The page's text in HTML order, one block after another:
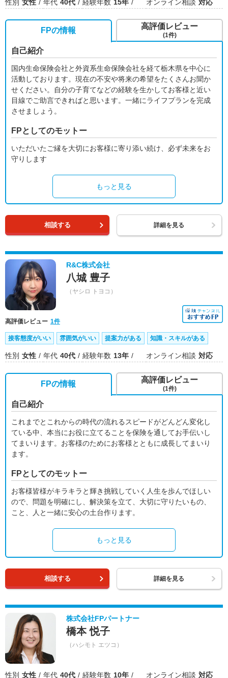
性別 女性 年代 40代 経験年数 15年 オンライン相談 対応
FPの情報
自己紹介
国内生命保険会社と外資系生命保険会社を経て栃木県を中心に
活動しております。現在の不安や将来の希望をたくさんお聞か
せください。自分の子育てなどの経験を生かしてお客様と近い
目線でご助言できればと思います。一緒にライフプランを完成
させましょう。
FPとしてのモットー
いただいたご縁を大切にお客様に寄り添い続け、必ず未来をお
守りします
もっと見る
高評価レビュー
(1件)
相談する 詳細を見る
R&C株式会社
八城 豊子
（ヤシロ トヨコ）
高評価レビュー 1件
接客態度がいい 雰囲気がいい 提案力がある 知識・スキルがある
性別 女性 年代 40代 経験年数 13年 オンライン相談 対応
FPの情報
自己紹介
これまでとこれからの時代の流れるスピードがどんどん変化し
ている中、本当にお役に立てることを保険を通してお手伝いし
てまいります。お客様のためにお客様とともに成長してまいり
ます。
FPとしてのモットー
お客様皆様がキラキラと輝き挑戦していく人生を歩んでほしい
ので、問題を明確にし、解決策を立て、大切に守りたいもの、
こと、人と一緒に安心の土台作ります。
もっと見る
高評価レビュー
(1件)
相談する 詳細を見る
株式会社FPパートナー
橋本 悦子
（ハシモト エツコ）
性別 女性 年代 40代 経験年数 10年 オンライン相談 対応